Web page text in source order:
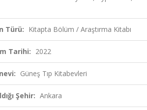
Türü: Kitapta Bölüm / Araştırma Kitabı
Tarihi: 2022
Güneş Tıp Kitabevleri
Şehir: Ankara